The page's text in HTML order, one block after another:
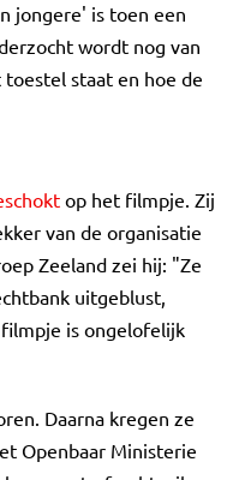
jongere' is toen een
wordt nog van
staat en hoe de
op het filmpje. Zij
van de organisatie
Zeeland zei hij: "Ze
uitgeblust,
filmpje is ongelofelijk
Daarna kregen ze
Openbaar Ministerie